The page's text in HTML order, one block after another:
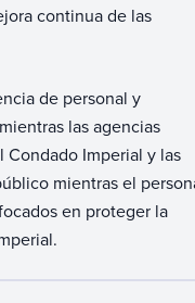
continua de las
de personal y
las agencias
Condado Imperial y las
mientras el
en proteger la